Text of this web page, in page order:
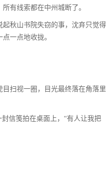
有线索都在中州城断了。
秋山书院失窃的事，沈弃只觉得
一点地收拢。
扫视一圈，目光最终落在角落里
信笺拍在桌面上，“有人让我把